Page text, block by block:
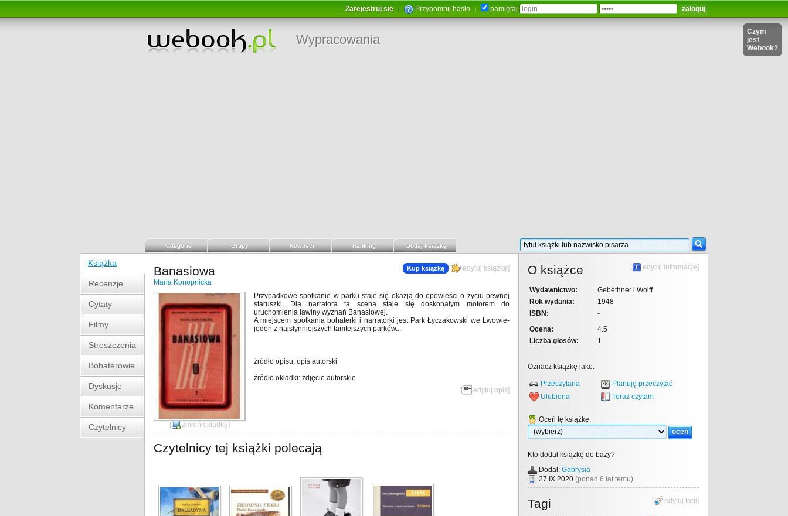
Zarejestruj się Przypomnij hasło pamiętaj
Wypracowania
Czym
jest
Webook?
Kategorie Grupy Nowości Ranking Dodaj książkę
Książka
Recenzje
Cytaty
Filmy
Streszczenia
Bohaterowie
Dyskusje
Komentarze
Czytelnicy
Kup książkę [ edytuj książkę]
Banasiowa
Maria Konopnicka
[ zmień okładkę]
Przypadkowe spotkanie w parku staje się okazją do opowieści o życiu pewnej
staruszki. Dla narratora ta scena staje się doskonałym motorem do
uruchomienia lawiny wyznań Banasiowej.
A miejscem spotkania bohaterki i narratorki jest Park Łyczakowski we Lwowie-
jeden z najsłynniejszych tamtejszych parków...
źródło opisu: opis autorski
źródło okładki: zdjęcie autorskie
[
edytuj opis]
Czytelnicy tej książki polecają
[ edytuj informacje]
O książce
Wydawnictwo:
Gebethner i Wolff
Rok wydania:
1948
ISBN:
-
Ocena:
4.5
Liczba głosów:
1
Oznacz książkę jako:
Przeczytana
Planuję przeczytać
Ulubiona
Teraz czytam
Oceń tę książkę:
Kto dodał książkę do bazy?
Dodał: Gabrysia
27 IX 2020 (ponad 6 lat temu)
[ edytuj tagi]
Tagi